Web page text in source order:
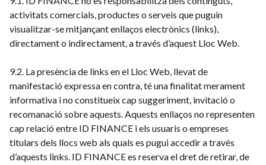
activitats comercials, productes o serveis que puguin
visualitzar-se mitjançant enllaços electrònics (links),
directament o indirectament, a través d’aquest Lloc Web.
9.2. La presència de links en el Lloc Web, llevat de
manifestació expressa en contra, té una finalitat merament
informativa i no constitueix cap suggeriment, invitació o
recomanació sobre aquests. Aquests enllaços no representen
cap relació entre ID FINANCE i els usuaris o empreses
titulars dels llocs web als quals es pugui accedir a través
d’aquests links. ID FINANCE es reserva el dret de retirar, de